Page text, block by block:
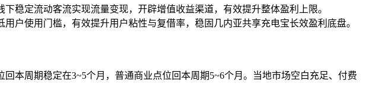
稳定流动客流实现流量变现，开辟增值收益渠道，有效提升整体盈利上限。
户使用门槛，有效提升用户粘性与复借率，稳固几内亚共享充电宝长效盈利底盘。
本周期稳定在3~5个月，普通商业点位回本周期5~6个月。当地市场空白充足、付费